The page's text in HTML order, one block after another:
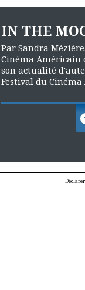
IN THE
Par Sandra
Cinéma Américain
son actualité
Festival du